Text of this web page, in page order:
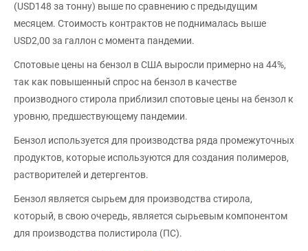
(USD148 за тонну) выше по сравнению с предыдущим
месяцем. Стоимость контрактов не поднималась выше
USD2,00 за галлон с момента пандемии.
Спотовые цены на бензол в США выросли примерно на 44%,
так как повышенный спрос на бензол в качестве
производного стирола приблизил спотовые цены на бензол к
уровню, предшествующему пандемии.
Бензол используется для производства ряда промежуточных
продуктов, которые используются для создания полимеров,
растворителей и детергентов.
Бензол является сырьем для производства стирола,
который, в свою очередь, является сырьевым компонентом
для производства полистирола (ПС).